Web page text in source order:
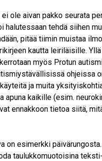
ei ole aivan pakko seurata
halutessaan tehdä siihen
pitää tiimin muistaa
kautta leiriläisille.
myös Protun
ohjeissa
ja muita
apuna kaikille (esim.
ennakkoon tietoa siitä,
on esimerkki
taulukkomuotoisina